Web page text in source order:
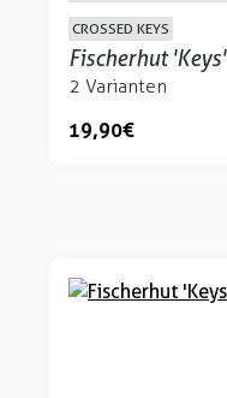
CROSSED KEYS
Fischerhut 'Keys'
2 Varianten
19,90 €